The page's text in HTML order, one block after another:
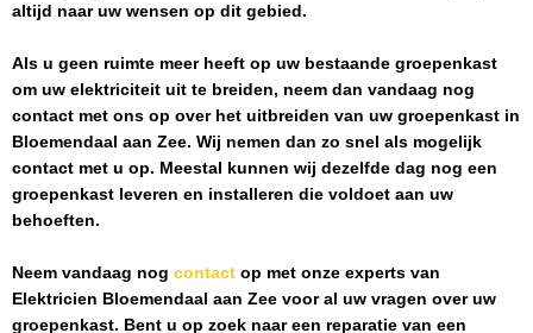
altijd naar uw wensen op dit gebied.
Als u geen ruimte meer heeft op uw bestaande groepenkast
om uw elektriciteit uit te breiden, neem dan vandaag nog
contact met ons op over het uitbreiden van uw groepenkast in
Bloemendaal aan Zee. Wij nemen dan zo snel als mogelijk
contact met u op. Meestal kunnen wij dezelfde dag nog een
groepenkast leveren en installeren die voldoet aan uw
behoeften.
Neem vandaag nog contact op met onze experts van
Elektricien Bloemendaal aan Zee voor al uw vragen over uw
groepenkast. Bent u op zoek naar een reparatie van een